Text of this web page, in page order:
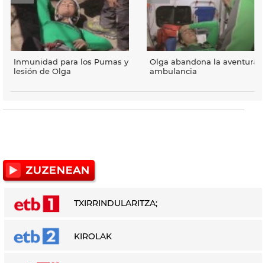
Inmunidad para los Pumas y
lesión de Olga
Olga abandona la aventura
ambulancia
TXIRRINDULARITZA;
KIROLAK